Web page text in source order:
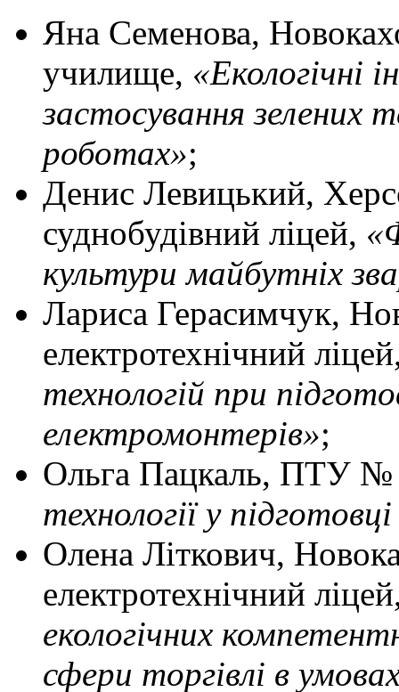
Яна Семенова,
училище, «Екологічні
застосування зелених
роботах»;
Денис Левицький,
суднобудівний ліцей,
культури майбутніх
Лариса Герасимчук,
електротехнічний
технологій при
електромонтерів»;
Ольга Пацкаль, ПТУ №
технології у
Олена Літкович,
електротехнічний
екологічних
сфери торгівлі в